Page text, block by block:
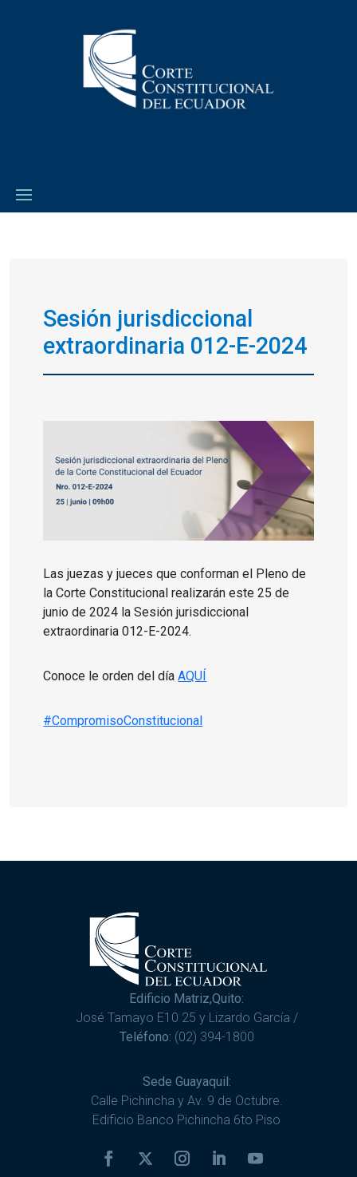
Sesión jurisdiccional
extraordinaria 012-E-2024
Las juezas y jueces que conforman el Pleno de
la Corte Constitucional realizarán este 25 de
junio de 2024 la Sesión jurisdiccional
extraordinaria 012-E-2024.
Conoce le orden del día AQUÍ
#CompromisoConstitucional
Edificio Matriz,Quito:
José Tamayo E10 25 y Lizardo García /
Teléfono: (02) 394-1800
Sede Guayaquil:
Calle Pichincha y Av. 9 de Octubre.
Edificio Banco Pichincha 6to Piso